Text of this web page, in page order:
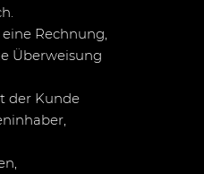
Rechnung,
Überweisung
der Kunde